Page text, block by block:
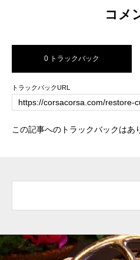
コメ
0 トラックバック
トラックバックURL
この記事へのトラックバックはあ